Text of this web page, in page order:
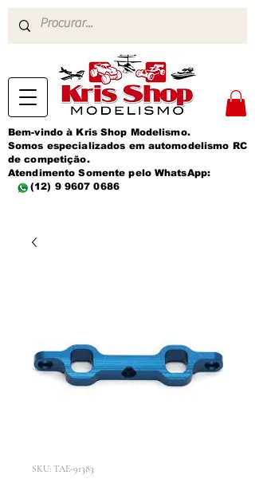
Bem-vindo à Kris Shop Modelismo.
Somos especializados em automodelismo RC
de competição.
Atendimento Somente pelo WhatsApp:
(12) 9 9607 0686
SKU: TAE-91383